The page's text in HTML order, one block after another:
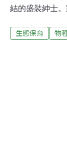
結的盛裝紳士
唐詩，相信許
生態保育 物